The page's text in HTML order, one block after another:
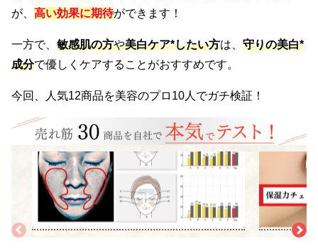
が、 高い効果に期待ができます！
一方で、 敏感肌の方や美白ケア*したい方は、 守りの美白*
成分で優しくケアすることがおすすめです。
今回、人気12商品を美容のプロ10人でガチ検証！
検証1
<美白効果>
専門カメラで美白美容液の使用後の肌状況を毎日分析。シミ・
シワ・ハリ不足・毛穴などにアプローチしているか検証。ま
た、美白成分の充実度まで採点。
水分保持チェッ
測。1時間後の
◎と判断。